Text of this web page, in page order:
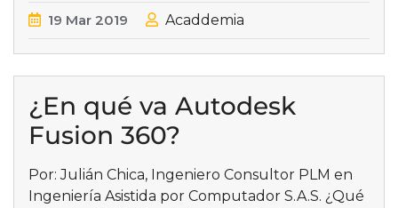
19 Mar 2019 Acaddemia
¿En qué va Autodesk
Fusion 360?
Por: Julián Chica, Ingeniero Consultor PLM en
Ingeniería Asistida por Computador S.A.S. ¿Qué